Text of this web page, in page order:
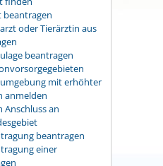
beantragen
oder Tierärztin aus
beantragen
mit erhöhter
anmelden
Anschluss an
beantragen
einer